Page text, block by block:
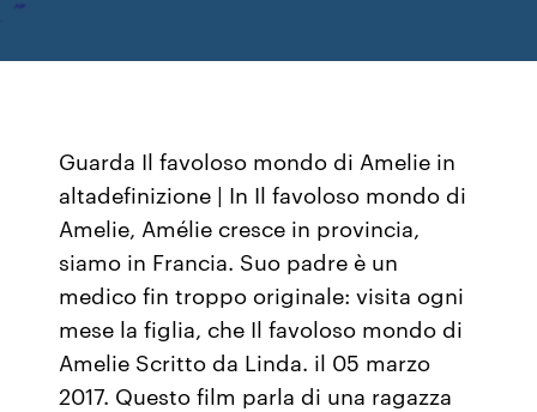
Guarda Il favoloso mondo di Amelie in
altadefinizione | In Il favoloso mondo di
Amelie, Amélie cresce in provincia,
siamo in Francia. Suo padre è un
medico fin troppo originale: visita ogni
mese la figlia, che Il favoloso mondo di
Amelie Scritto da Linda. il 05 marzo
2017. Questo film parla di una ragazza